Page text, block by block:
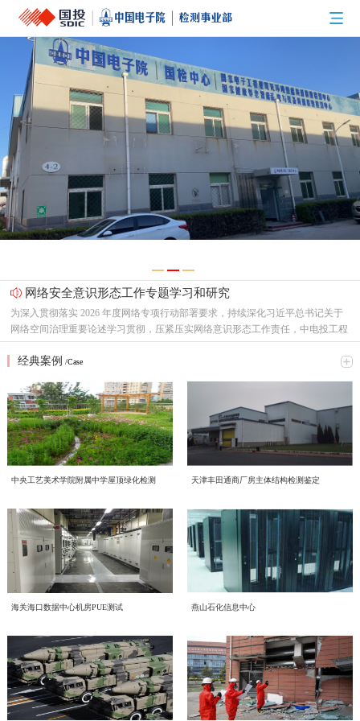
网络安全意识形态工作专题学习和研究
为深入贯彻落实 2026 年度网络专项行动部署要求，持续深化习近平总书记关于
网络空间治理重要论述学习贯彻，压紧压实网络意识形态工作责任，中电投工程
研究检测评定中心有限公司（以下简称“中心”）党总支召开专题支委会，集中研
究网络意识形态重点工作，全面梳理工作提升方向、明确落实举措。结合本次会
态工作核心意义互联网是意识形态斗争的主阵地、主战场、最前沿，网络意识形
态安全直接关系政治安全、舆论安全和单位长远发展。习近平总书记深刻指
出；“过不了互联网这一关，就过不了长期执政这一关，必须坚持正能量是总要
求、管得住是硬道理、用得好是真本事，持续健全网络生态治理长效机制，营造
风清气正的网络空间”。中心运营自有新媒体宣传平台，党员、职工线上交流、
对外业务宣传频次高，各类线上内容发布、网络言论行为都直接代表单位形象、
力，摒弃 “重业务、轻网信” 的片面认知，把网络意识形态工作摆在党建重点位
置，坚持守土有责、守土负责、守土尽责，牢牢管好、守好、用好各类网络阵
地。二、对标专项部署，明晰网络意识形态两大重点工作任务会议传达上级
2026 年度网络专项行动工作要求，结合中心运营管理实际，梳理当前网络意识
形态工作提升方向，明确两项核心工作抓手：（一）从严规范新媒体平台发布流
程，刚性落实 “三校三审” 机制新媒体是对外宣传、传递单位声音的重要载体，
内容导向容不得半点疏漏。将继续完善中心自有新媒体平台信息发布全流程管控
审” 制度：落实三级审核流程，每一级审核均留存书面或线上审核记录，做到全
程可追溯；2. 严把内容导向关口：所有对外发布图文、短视频、工作动态、宣传
材料，必须坚守正确政治方向、舆论导向、价值取向，重点核查政策表述、行业
宣传、对外口径，杜绝模糊表述、片面化表达、导向偏差内容上线；3. 常态化开
展平台自查自纠，定期梳理历史发布内容，及时清理过时、存在风险隐患的信
息，建立宣传内容负面清单，从源头防范舆情风险。（二）常态化开展党员专题
节能新起点，低碳向未来！
明的环保知识学习活动，积极响应2026年全国低碳日“绿色转型 全民同行”主题号
召。一、三部宣传片，共学绿色理念 本次学习重点围绕三部权威宣传片展开，
三部宣传片，视角不同、侧重各异，但指向同一个目标——让绿色低碳成为每个
人的行动自觉。 2026年全国低碳日“绿色转型 全民同行”主题宣传片 由生态环境
部发布，紧扣今年全国低碳日主题，号召全社会共同参与绿色转型，强调低碳发
来”主题视频 聚焦工业和信息化系统节能降碳实践，展示各领域在节能提效、绿
能降碳《守望未来》主题宣传片 以公共机构为切入点，讲述节能降碳背后的责
任与担当，传递"节约资源就是守护未来"的理念，展现公共机构在绿色转型中的
示范引领作用。二、立足"十五五"，践行全流程绿色理念在中国电子工程设计院
股份有限公司的引领下，我们立足“十五五”碳排放双控新要求，从设计、施工到
运维全流程践行绿色发展理念。 设计阶段，优先采用节能环保技术方案，从源
运维阶段，持续优化能源管理，以精细化运营实现长效减碳。三、从点滴做起，
纸，选择绿色出行让我们携手共建低碳企业，为美丽中国贡献力量！
喜报！中电投工程研究检测评定中心成功获批CNAS温室气体
审定与核查认可资质
近日，中电投工程研究检测评定中心有限公司（以下简称中心）顺利通过中国合
格评定国家认可委员会（CNAS）严格评审，成功取得温室气体审定和核查分项
认可资质，认可注册号为CNAS VV048-EI。此次资质的成功获批，标志着中心
温室气体核查、碳资产管理与低碳技术服务能力正式获得国家级、国际化权威认
委员会（CNAS）是国内权威的实验室与检验检测机构认可机构，其认可资质具
备国际互认效力，严格遵循ISO 14064系列国际标准及国家温室气体审定核查相
关准则，评审标准严苛、涵盖范围全面，是衡量机构碳核查技术能力、公正性与
权威性的核心标杆，获得该项认可意味着机构出具的温室气体审定、核查结果可
获得全球多个国家和地区的认可，具备极强的公信力与法律效力。 评审过程
中，CNAS评审组通过资料审核、现场核查、体系核查等多维度、全流程严苛评
审，对中心温室气体量化核算、排放核查、数据溯源管理、质量管理体系等核心
管理程序以及严谨的技术服务流程，最终确认中心完全符合温室气体审定与核查
机构认可规范要求，准予获批相关认可资质。 作为深耕工程检测、评定与绿色
低碳技术服务领域的专业机构，中电投工程研究检测评定中心有限公司长期聚
焦“双碳”战略落地，深耕绿色低碳产业赛道，持续完善碳服务技术体系，组建专
业碳核查技术团队，深耕电子电气设备，工业机械，食品，土木工程，建材等多
赋能合规高质量发展 中电投检测中心承接国投健康公司启动
力企业高质量、可持续、安全化发展，中国电子工程设计院股份有限公司全资子
公司中电投工程研究检测评定中心有限公司（以下简称“中电投检测中心”）承接
了国投健康产业投资有限公司（以下简称“国投健康”）质量、环境、职业健康安
全管理三体系建设项目。并于近日组织召开质量、环境、职业健康安全管理三体
系建设项目启动会。本次启动的三体系建设，严格对标 GB/T 19001-2016/ISO
9001:2015质量管理体系、GB/T 24001-2016/ISO 14001:2015环境管理体系、GB/T
45001-2020/ISO 45001:2018职业健康安全管理体系。结合标准条款和国投健康运
程工作安排，确保体系建设贴合企业实际经营情况，真正实现标准化落地、常态
化运行、长效化赋能。作为本次三体系建设工作的技术支撑单位，中电投检测中
心将持续推进国投健康三体系建设、运行、认证工作，以标准化管理赋能健康产
业高质量发展，助力国投健康全力打造管理规范、服务优质、安全可控、可持续
发展的长效管理机制。
CECS协会标准《电子工业化学品系统验收标准（送审稿）》
审查会顺利召开
近日，由中国电子工程设计院股份有限公司国家电子工程建筑及环境性能质量检
验检测中心主编的中国工程建设标准化协会标准《电子工业化学品系统验收标准
（送审稿）》（以下简称《标准》）审查会在北京召开。近年来，随着国内半导
体集成电路、平板显示等行业的快速发展，高纯化学品系统作为整个电子工程建
学品系统质量和验收细则的标准缺失，现行GB 50781、等标准多是从设计、建
造的角度，对电子工业气体系统进行技术规定，从质量控制角度目前的做法基本
是引用SEMI、ASTM等国外标准，一方面缺少技术一致性，另一方面制约了国
内相关产业的发展。本标准从立项开始，就得到了CECS 电子工程分会的大力支
持和行业的高度关注，组建了涵盖业主单位、设计院、施工单位、材料和设备供
应商、检测和技术服务机构等20多家参编单位的编制组。中国工程建设标准化协
中电投检测中心为工业建筑进行火灾后检测鉴定—全维度检
近期，我中心针对某电厂烟囱火灾事件完成全面检测鉴定工作。本次鉴定严格依
准》等国家标准，通过实体检测、温度场仿真、力学分析等多维度评估，明确烟
囱结构现状及后续处置方向，为电厂安全生产提供科学支撑。（1）全维度检测
覆盖 核心指标符合规范本次检测首先核查烟囱结构体系及平面布置，确认该钢
筋混凝土筒体整体布置与原设计图纸完全一致。地基基础未见不均匀沉降、滑移
或整体倾斜现象，后续仍需按规范持续开展沉降观测。外观质量检查显示，火灾
环境噪声检测，守护城市声环境质量
随着我国经济发展和城市化进程的加速，噪声污染已成为现代社会中一个日益突
出的环境问题。环境噪声检测作为治理噪声污染的重要环节，对提升环境的健康
及舒适度具有重要意义。 中电投工程研究检测评定中心有限公司（以下简称中
结构检测的智能化升级路径——智慧监测赋能工业装备
经典案例 /Case
中央工艺美术学院附属中学屋顶绿化检测 天津丰田通商厂房主体结构检测鉴定
海关海口数据中心机房PUE测试 燕山石化信息中心